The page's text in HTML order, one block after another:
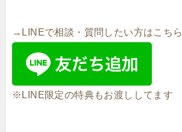
→LINEで相談・質問したい方はこちら
※LINE限定の特典もお渡ししてます